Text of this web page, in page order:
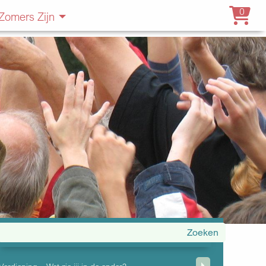
Zijn 0